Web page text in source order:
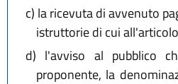
c) la ricevuta di avvenuto
istruttorie di cui
d) l'avviso al pubblico
proponente, la